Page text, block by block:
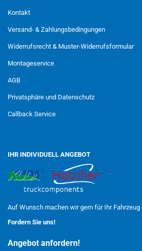
Kontakt
Versand- & Zahlungsbedingungen
Widerrufsrecht & Muster-Widerrufsformular
Montageservice
AGB
Privatsphäre und Datenschutz
Callback Service
IHR INDIVIDUELL ANGEBOT
Auf Wunsch machen wir gern für Ihr
Fordern Sie uns!
Angebot anfordern!